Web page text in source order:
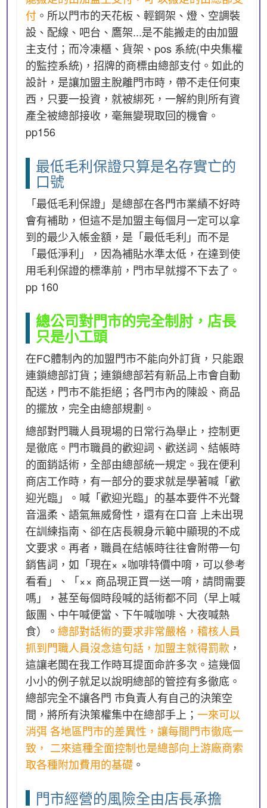
付 。所以門市的天花板、輕鋼架、燈、空調裝
設、配線、吧台、鷹架...是不能搬走的由加盟
主支付；而冷凍櫃、貨架、pos 系統(中央集權
的監控系統)，招牌的商標由總部支付。如此的
設計，是讓加盟主脫離門市時，帶不走任何東
西，只要一投資，就被綁死，一解約則所有資
產全被總部接收，毫無變現取回的機會。
pp156
最低毛利保證只算是名存實亡的
口號
「最低毛利保證」是總部在各門市業績不好時
會有補助，但這不是加盟主每個月一定可以拿
到的最少入帳金額，是「最低毛利」而不是
「最低淨利」，因為補貼水準太低，在達到使
用毛利保證的標準前，門市早就撐不下去了。
pp 160
總公司對門市的完全制肘，店長
只是小工頭
在FC體制內的加盟門市不能向外訂貨，只能跟
連鎖總部訂貨；連鎖總部若有新品上市會自動
配送，門市不能拒絕；各門市內的陳設、商品
的擺放，完全由總部規劃。
總部對門職人員現場的日常行為舉止，控制更
是徹底。門市職員的歡迎詞、歡送詞、結帳時
的面銷話術，全部由總部統一規定。我在便利
商店工作時，有一部分的要求就是學著喊「歡
迎光臨」。喊「歡迎光臨」的基本要件不光聲
音溫柔、語氣無威脅性，還有在口音 上未出現
在訓練指南、卻在店長親身示範中顯現的不成
文要求。再者，職員在結帳時往往會附帶一句
銷售詞，如「現在× ×咖啡特價中唷，可以參考
看看」、「×× 商品現正買一送一唷，請問需要
嗎」，甚至每個時段喊的話術都不同（早上喊
飯團、中午喊便當、下午喊咖啡、大夜喊熱
食）。總部對話術的要求非常嚴格，稽核人員
抓到門職人員沒念這句話，加盟主就得罰款 ，
這讓老闆在我工作時耳提面命許多次。這幾個
小小的例子就足以說明總部的管控有多徹底。
總部完全不讓各門 市負責人有自己的決策空
間，將所有決策權集中在總部手上；一來可以
消弭 各地區門市的差異性，讓每間門市徹底一
致， 二來這種全面控制也是總部向上游廠商索
取各種附加費用的基礎 。
門市經營的風險全由店長承擔